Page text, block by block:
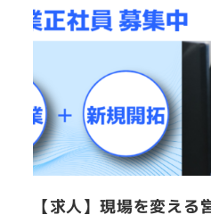
【求人】現場を変え